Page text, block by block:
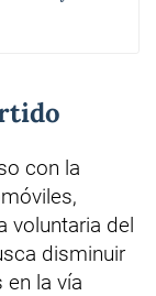
con la
voluntaria del
disminuir
la vía